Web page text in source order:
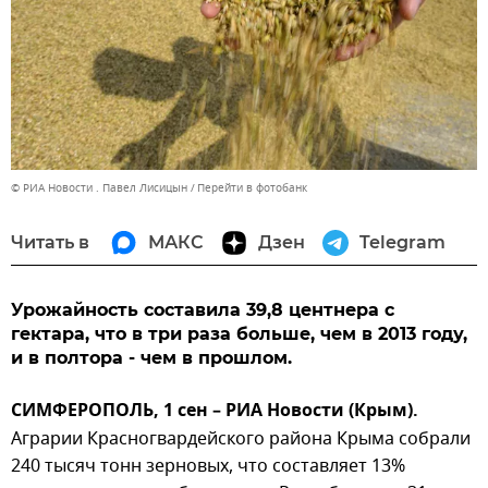
© РИА Новости . Павел Лисицын Перейти в фотобанк
Читать в МАКС Дзен Telegram
Урожайность составила 39,8 центнера с
гектара, что в три раза больше, чем в 2013 году,
и в полтора - чем в прошлом.
СИМФЕРОПОЛЬ, 1 сен – РИА Новости (Крым).
Аграрии Красногвардейского района Крыма собрали
240 тысяч тонн зерновых, что составляет 13%